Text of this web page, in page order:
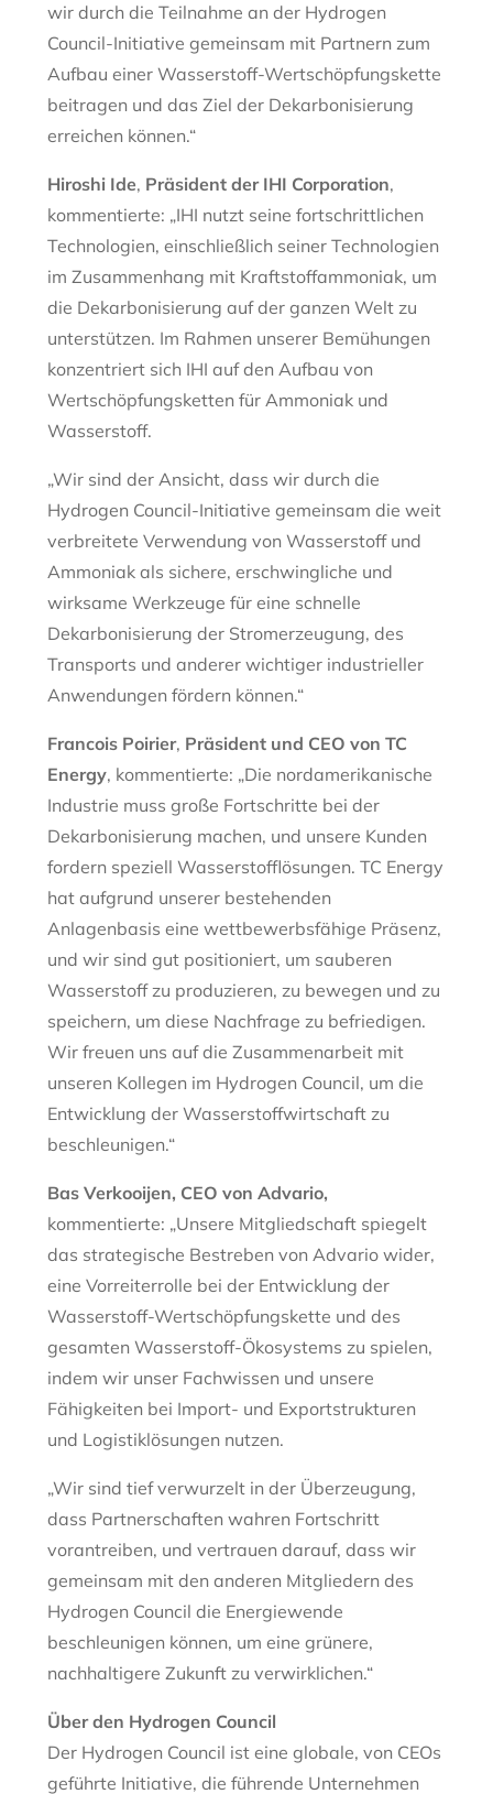
wir durch die Teilnahme an der Hydrogen
Council-Initiative gemeinsam mit Partnern zum
Aufbau einer Wasserstoff-Wertschöpfungskette
beitragen und das Ziel der Dekarbonisierung
erreichen können.“
Hiroshi Ide, Präsident der IHI Corporation,
kommentierte: „IHI nutzt seine fortschrittlichen
Technologien, einschließlich seiner Technologien
im Zusammenhang mit Kraftstoffammoniak, um
die Dekarbonisierung auf der ganzen Welt zu
unterstützen. Im Rahmen unserer Bemühungen
konzentriert sich IHI auf den Aufbau von
Wertschöpfungsketten für Ammoniak und
Wasserstoff.
„Wir sind der Ansicht, dass wir durch die
Hydrogen Council-Initiative gemeinsam die weit
verbreitete Verwendung von Wasserstoff und
Ammoniak als sichere, erschwingliche und
wirksame Werkzeuge für eine schnelle
Dekarbonisierung der Stromerzeugung, des
Transports und anderer wichtiger industrieller
Anwendungen fördern können.“
Francois Poirier, Präsident und CEO von TC
Energy, kommentierte: „Die nordamerikanische
Industrie muss große Fortschritte bei der
Dekarbonisierung machen, und unsere Kunden
fordern speziell Wasserstofflösungen. TC Energy
hat aufgrund unserer bestehenden
Anlagenbasis eine wettbewerbsfähige Präsenz,
und wir sind gut positioniert, um sauberen
Wasserstoff zu produzieren, zu bewegen und zu
speichern, um diese Nachfrage zu befriedigen.
Wir freuen uns auf die Zusammenarbeit mit
unseren Kollegen im Hydrogen Council, um die
Entwicklung der Wasserstoffwirtschaft zu
beschleunigen.“
Bas Verkooijen, CEO von Advario,
kommentierte: „Unsere Mitgliedschaft spiegelt
das strategische Bestreben von Advario wider,
eine Vorreiterrolle bei der Entwicklung der
Wasserstoff-Wertschöpfungskette und des
gesamten Wasserstoff-Ökosystems zu spielen,
indem wir unser Fachwissen und unsere
Fähigkeiten bei Import- und Exportstrukturen
und Logistiklösungen nutzen.
„Wir sind tief verwurzelt in der Überzeugung,
dass Partnerschaften wahren Fortschritt
vorantreiben, und vertrauen darauf, dass wir
gemeinsam mit den anderen Mitgliedern des
Hydrogen Council die Energiewende
beschleunigen können, um eine grünere,
nachhaltigere Zukunft zu verwirklichen.“
Über den Hydrogen Council
Der Hydrogen Council ist eine globale, von CEOs
geführte Initiative, die führende Unternehmen